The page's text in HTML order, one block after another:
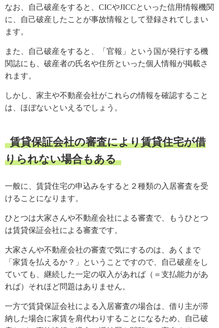
なお、自己破産をすると、CICやJICCといった信用情報機関
に、自己破産したことが事故情報として登録されてしまい
ます。
また、自己破産をすると、「官報」という国が発行する機
関誌にも、破産者の氏名や住所といった個人情報が掲載さ
れます。
しかし、家主や不動産会社がこれらの情報を確認すること
は、ほぼないといえるでしょう。
賃貸保証会社の審査により賃貸住宅が借
りられない場合もある
一般に、賃貸住宅の申込みをすると２種類の入居審査を受
けることになります。
ひとつは大家さんや不動産会社による審査で、もうひとつ
は賃貸保証会社による審査です。
大家さんや不動産会社の審査で気にするのは、あくまで
「家賃を払えるか？」ということですので、自己破産をし
ていても、継続した一定の収入があれば（＝支払能力があ
れば）それほど問題はありません。
一方で賃貸保証会社による入居審査の場合は、借り主が滞
納した場合に家賃を肩代わりすることになるため、自己破